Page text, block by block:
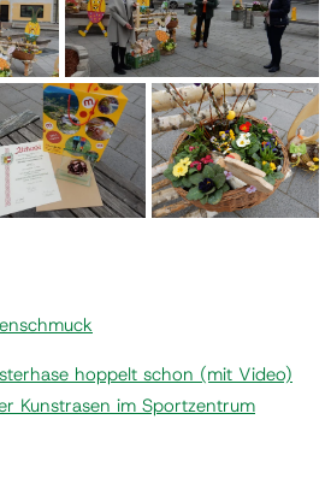
hoppelt schon (mit Video)
Kunstrasen im Sportzentrum